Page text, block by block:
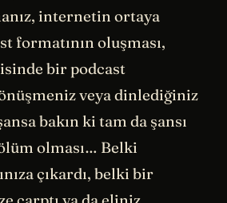
internetin ortaya
formatının oluşması,
bir podcast
veya dinlediğiniz
bakın ki tam da şansı
olması… Belki
çıkardı, belki bir